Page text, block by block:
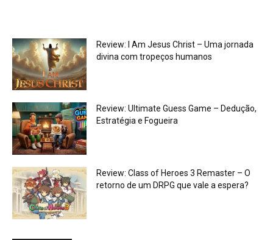
Review: I Am Jesus Christ – Uma jornada
divina com tropeços humanos
Review: Ultimate Guess Game – Dedução,
Estratégia e Fogueira
Review: Class of Heroes 3 Remaster – O
retorno de um DRPG que vale a espera?